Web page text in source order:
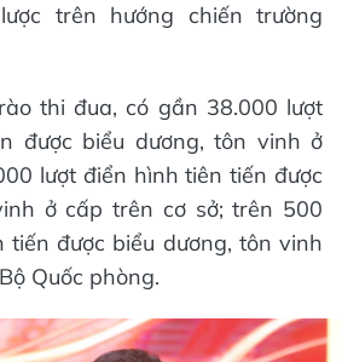
trên hướng chiến trường
thi đua, có gần 38.000 lượt
được biểu dương, tôn vinh ở
lượt điển hình tiên tiến được
ở cấp trên cơ sở; trên 500
tiến được biểu dương, tôn vinh
Quốc phòng.